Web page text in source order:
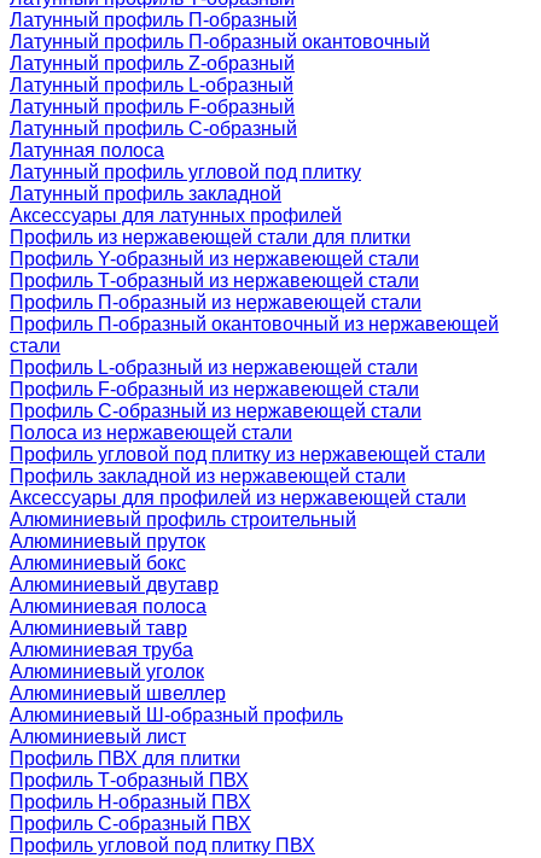
Латунный профиль П-образный
Латунный профиль П-образный окантовочный
Латунный профиль Z-образный
Латунный профиль L-образный
Латунный профиль F-образный
Латунный профиль C-образный
Латунная полоса
Латунный профиль угловой под плитку
Латунный профиль закладной
Аксессуары для латунных профилей
Профиль из нержавеющей стали для плитки
Профиль Y-образный из нержавеющей стали
Профиль Т-образный из нержавеющей стали
Профиль П-образный из нержавеющей стали
Профиль П-образный окантовочный из нержавеющей
стали
Профиль L-образный из нержавеющей стали
Профиль F-образный из нержавеющей стали
Профиль C-образный из нержавеющей стали
Полоса из нержавеющей стали
Профиль угловой под плитку из нержавеющей стали
Профиль закладной из нержавеющей стали
Аксессуары для профилей из нержавеющей стали
Алюминиевый профиль строительный
Алюминиевый пруток
Алюминиевый бокс
Алюминиевый двутавр
Алюминиевая полоса
Алюминиевый тавр
Алюминиевая труба
Алюминиевый уголок
Алюминиевый швеллер
Алюминиевый Ш-образный профиль
Алюминиевый лист
Профиль ПВХ для плитки
Профиль Т-образный ПВХ
Профиль H-образный ПВХ
Профиль C-образный ПВХ
Профиль угловой под плитку ПВХ